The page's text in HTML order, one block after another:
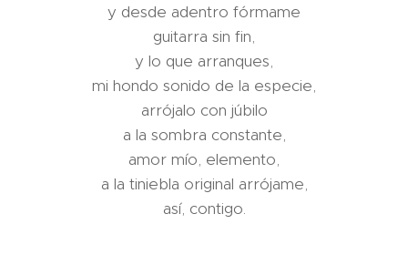
y desde adentro fórmame
guitarra sin fin,
y lo que arranques,
mi hondo sonido de la especie,
arrójalo con júbilo
a la sombra constante,
amor mío, elemento,
a la tiniebla original arrójame,
así, contigo.